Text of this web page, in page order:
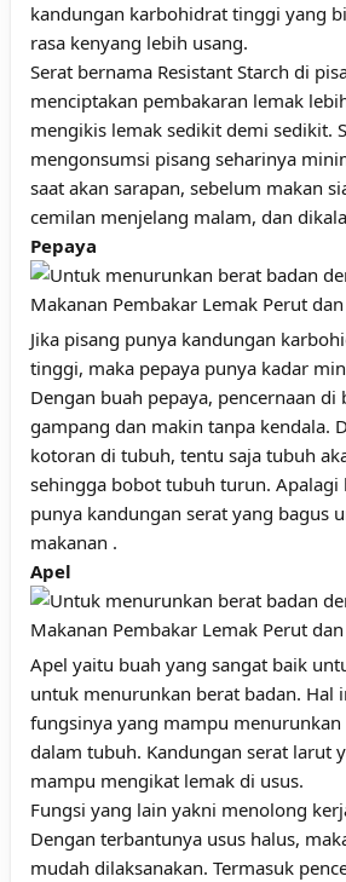
kandungan karbohidrat tinggi yang
rasa kenyang lebih usang.
Serat bernama Resistant Starch di
menciptakan pembakaran lemak
mengikis lemak sedikit demi sedikit.
mengonsumsi pisang seharinya
saat akan sarapan, sebelum makan
cemilan menjelang malam, dan
Pepaya
Jika pisang punya kandungan
tinggi, maka pepaya punya kadar
Dengan buah pepaya, pencernaan di
gampang dan makin tanpa kendala.
kotoran di tubuh, tentu saja tubuh
sehingga bobot tubuh turun. Apalagi
punya kandungan serat yang bagus
makanan .
Apel
Apel yaitu buah yang sangat baik
untuk menurunkan berat badan. Hal
fungsinya yang mampu
dalam tubuh. Kandungan serat larut
mampu mengikat lemak di usus.
Fungsi yang lain yakni menolong
Dengan terbantunya usus halus,
mudah dilaksanakan. Termasuk